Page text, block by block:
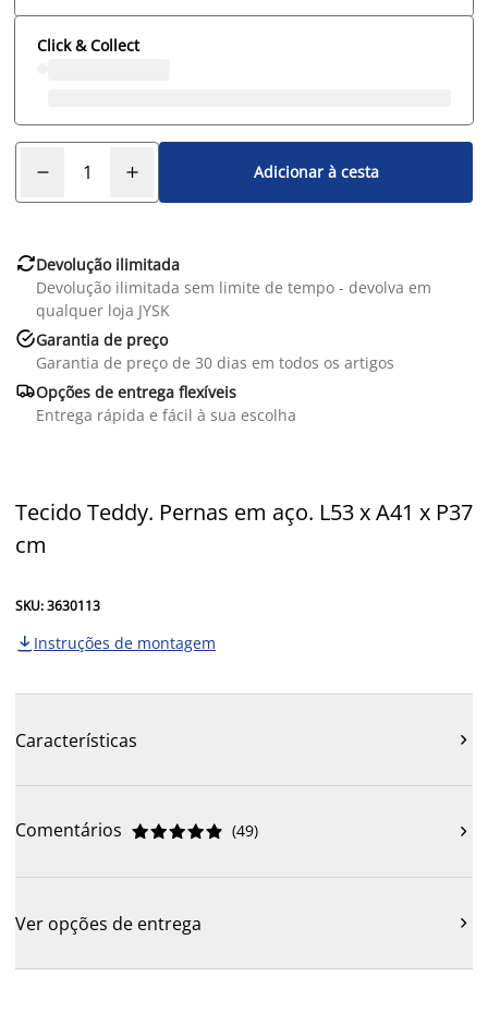
Click & Collect
Adicionar à cesta
Devolução ilimitada
Devolução ilimitada sem limite de tempo - devolva em
qualquer loja JYSK
Garantia de preço
Garantia de preço de 30 dias em todos os artigos
Opções de entrega flexíveis
Entrega rápida e fácil à sua escolha
Tecido Teddy. Pernas em aço. L53 x A41 x P37
cm
SKU: 3630113
 Instruções de montagem
Características 
Comentários 




 (49) 
Ver opções de entrega 